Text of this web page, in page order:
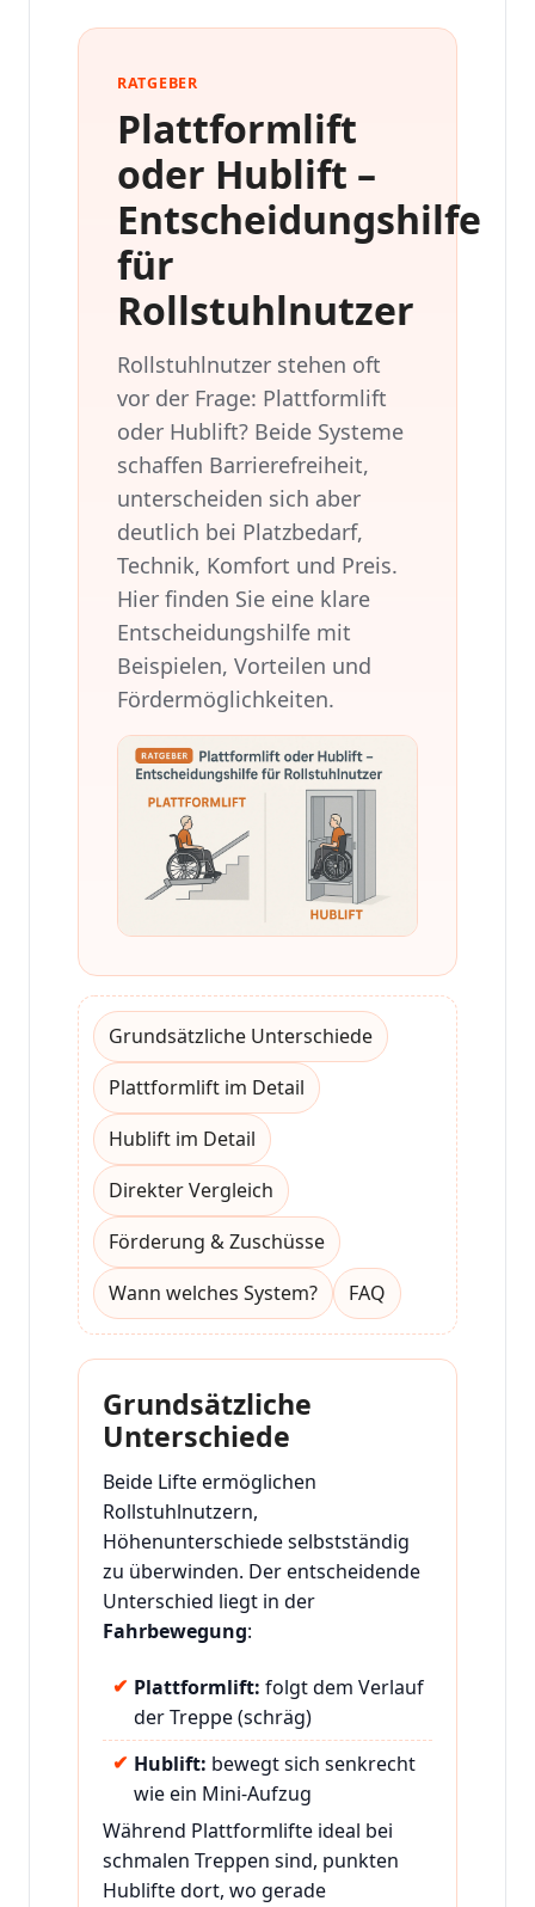
RATGEBER
Plattformlift
oder Hublift –
Entscheidungshilfe
für
Rollstuhlnutzer
Rollstuhlnutzer stehen oft
vor der Frage: Plattformlift
oder Hublift? Beide Systeme
schaffen Barrierefreiheit,
unterscheiden sich aber
deutlich bei Platzbedarf,
Technik, Komfort und Preis.
Hier finden Sie eine klare
Entscheidungshilfe mit
Beispielen, Vorteilen und
Fördermöglichkeiten.
Grundsätzliche Unterschiede
Plattformlift im Detail
Hublift im Detail
Direkter Vergleich
Förderung & Zuschüsse
Wann welches System?
FAQ
Grundsätzliche
Unterschiede
Beide Lifte ermöglichen
Rollstuhlnutzern,
Höhenunterschiede selbstständig
zu überwinden. Der entscheidende
Unterschied liegt in der
Fahrbewegung:
Plattformlift: folgt dem Verlauf
der Treppe (schräg)
Hublift: bewegt sich senkrecht
wie ein Mini-Aufzug
Während Plattformlifte ideal bei
schmalen Treppen sind, punkten
Hublifte dort, wo gerade